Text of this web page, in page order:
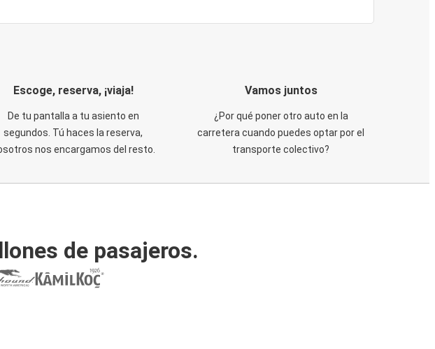
Escoge, reserva, ¡viaja!
De tu pantalla a tu asiento en
segundos. Tú haces la reserva,
nos encargamos del resto.
Vamos juntos
¿Por qué poner otro auto en la
carretera cuando puedes optar por el
transporte colectivo?
de pasajeros.